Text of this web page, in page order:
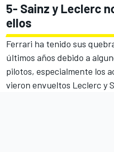
5- Sainz y Leclerc
ellos
Ferrari ha tenido sus
últimos años debido a
pilotos, especialmente los
vieron envueltos Leclerc y